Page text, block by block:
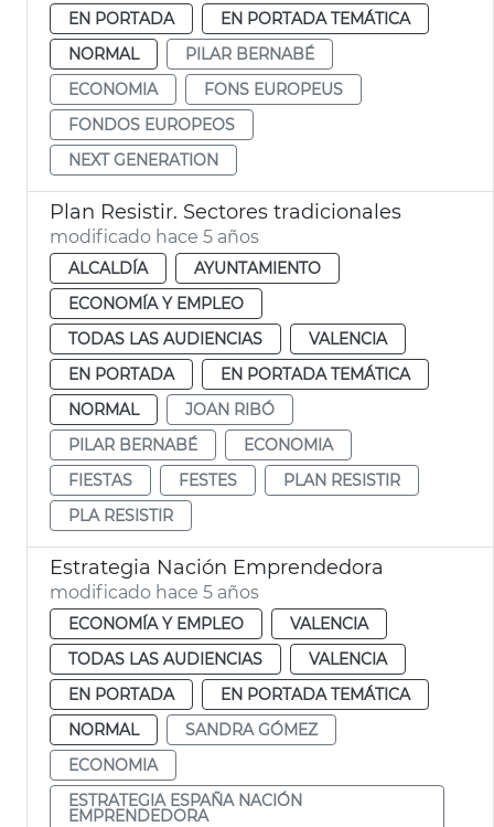
EN PORTADA
EN PORTADA TEMÁTICA
NORMAL
PILAR BERNABÉ
ECONOMIA
FONS EUROPEUS
FONDOS EUROPEOS
NEXT GENERATION
Plan Resistir. Sectores tradicionales
modificado hace 5 años
ALCALDÍA
AYUNTAMIENTO
ECONOMÍA Y EMPLEO
TODAS LAS AUDIENCIAS
VALENCIA
EN PORTADA
EN PORTADA TEMÁTICA
NORMAL
JOAN RIBÓ
PILAR BERNABÉ
ECONOMIA
FIESTAS
FESTES
PLAN RESISTIR
PLA RESISTIR
Estrategia Nación Emprendedora
modificado hace 5 años
ECONOMÍA Y EMPLEO
VALENCIA
TODAS LAS AUDIENCIAS
VALENCIA
EN PORTADA
EN PORTADA TEMÁTICA
NORMAL
SANDRA GÓMEZ
ECONOMIA
ESTRATEGIA ESPAÑA NACIÓN
EMPRENDEDORA